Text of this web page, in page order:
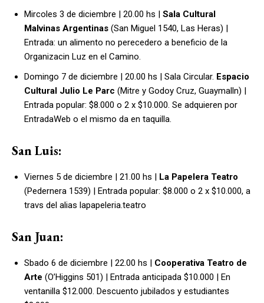
Mircoles 3 de diciembre | 20.00 hs | Sala Cultural
Malvinas Argentinas (San Miguel 1540, Las Heras) |
Entrada: un alimento no perecedero a beneficio de la
Organizacin Luz en el Camino.
Domingo 7 de diciembre | 20.00 hs | Sala Circular. Espacio
Cultural Julio Le Parc (Mitre y Godoy Cruz, Guaymalln) |
Entrada popular: $8.000 o 2 x $10.000. Se adquieren por
EntradaWeb o el mismo da en taquilla.
San Luis:
Viernes 5 de diciembre | 21.00 hs | La Papelera Teatro
(Pedernera 1539) | Entrada popular: $8.000 o 2 x $10.000, a
travs del alias lapapeleria.teatro
San Juan:
Sbado 6 de diciembre | 22.00 hs | Cooperativa Teatro de
Arte (O’Higgins 501) | Entrada anticipada $10.000 | En
ventanilla $12.000. Descuento jubilados y estudiantes